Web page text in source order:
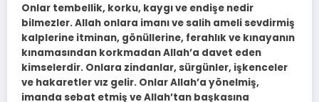
Onlar tembellik, korku, kaygı ve endişe nedir
bilmezler. Allah onlara imanı ve salih ameli sevdirmiş
kalplerine itminan, gönüllerine, ferahlık ve kınayanın
kınamasından korkmadan Allah’a davet eden
kimselerdir. Onlara zindanlar, sürgünler, işkenceler
ve hakaretler vız gelir. Onlar Allah’a yönelmiş,
imanda sebat etmiş ve Allah’tan başkasına